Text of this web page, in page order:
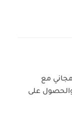
شرح كورس ICDL مجاني مع
والحصول على